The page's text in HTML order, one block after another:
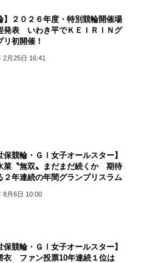
】２０２６年度・特別競輪開催場
発表 いわき平でＫＥＩＲＩＮグ
リ初開催！
2月25日 16:41
保競輪・ＧⅠ女子オールスター】
菜〝無双〟まだまだ続くか 期待
２年連続の年間グランプリスラム
8月6日 10:00
保競輪・ＧⅠ女子オールスター】
衣 ファン投票10年連続１位は